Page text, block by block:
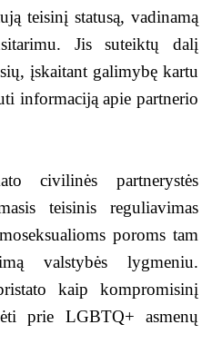
teisinį statusą, vadinamą
Jis suteiktų dalį
įskaitant galimybę kartu
informaciją apie partnerio
civilinės partnerystės
teisinis reguliavimas
poroms tam
valstybės lygmeniu.
kaip kompromisinį
prie LGBTQ+ asmenų